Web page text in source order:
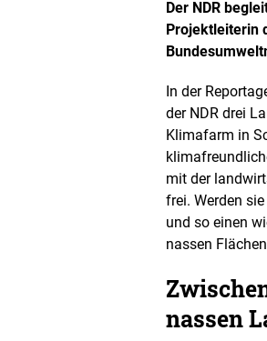
n
e
t
B
d
i
n
e
i
n
r
v
r
g
r
Der NDR
Projektleiterin
In der
der NDR drei
Klimafarm in
mit der
frei. Werden
und so einen
nassen
nassen